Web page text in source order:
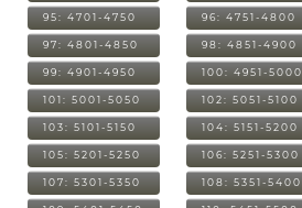
95: 4701-4750 96: 4751-4800
97: 4801-4850 98: 4851-4900
99: 4901-4950 100: 4951-5000
101: 5001-5050 102: 5051-5100
103: 5101-5150 104: 5151-5200
105: 5201-5250 106: 5251-5300
107: 5301-5350 108: 5351-5400